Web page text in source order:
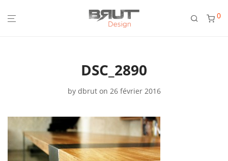
0
DSC_2890
by dbrut on 26 février 2016